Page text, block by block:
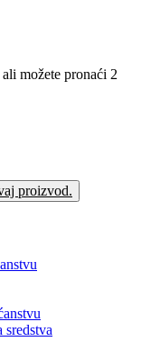
možete pronaći 2
proizvod.